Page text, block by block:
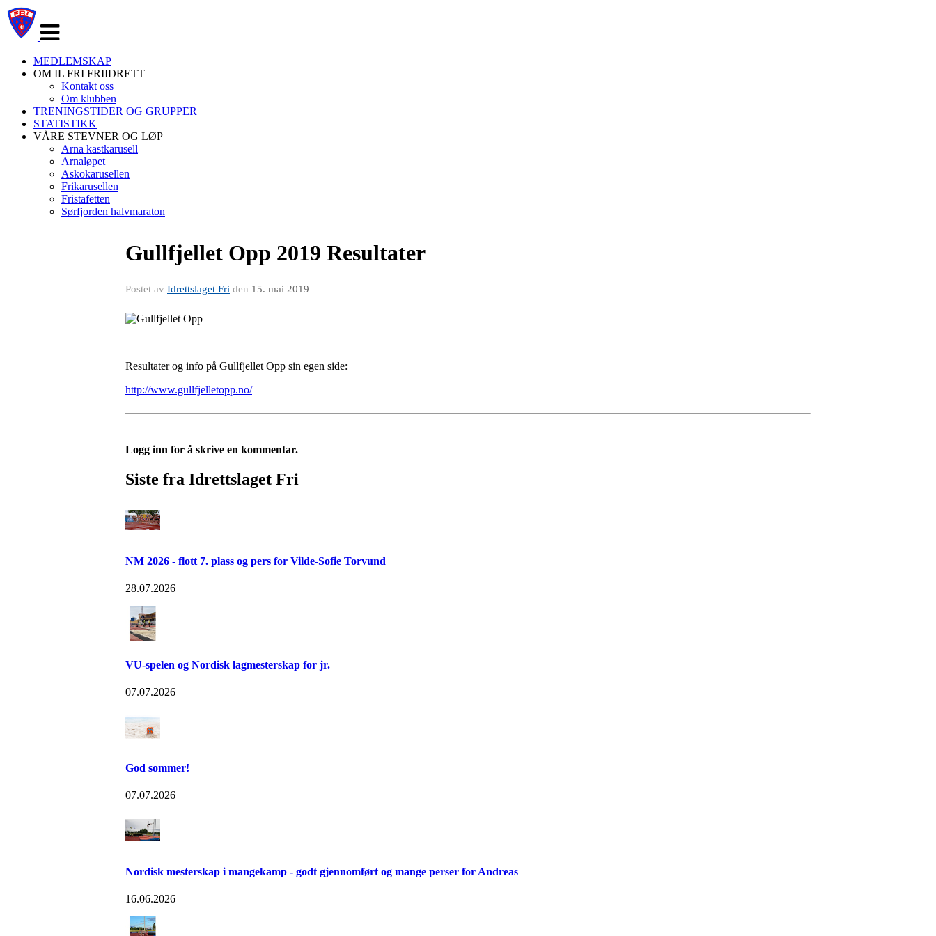
navigasjon
MEDLEMSKAP
OM IL FRI FRIIDRETT
Kontakt oss
Om klubben
TRENINGSTIDER OG GRUPPER
STATISTIKK
VÅRE STEVNER OG LØP
Arna kastkarusell
Arnaløpet
Askokarusellen
Frikarusellen
Fristafetten
Sørfjorden halvmaraton
Gullfjellet Opp 2019 Resultater
Postet av Idrettslaget Fri den 15. mai 2019
Resultater og info på Gullfjellet Opp sin egen side:
http://www.gullfjelletopp.no/
Logg inn for å skrive en kommentar.
Siste fra Idrettslaget Fri
NM 2026 - flott 7. plass og pers for Vilde-Sofie Torvund
28.07.2026
VU-spelen og Nordisk lagmesterskap for jr.
07.07.2026
God sommer!
07.07.2026
Nordisk mesterskap i mangekamp - godt gjennomført og mange perser for Andreas
16.06.2026